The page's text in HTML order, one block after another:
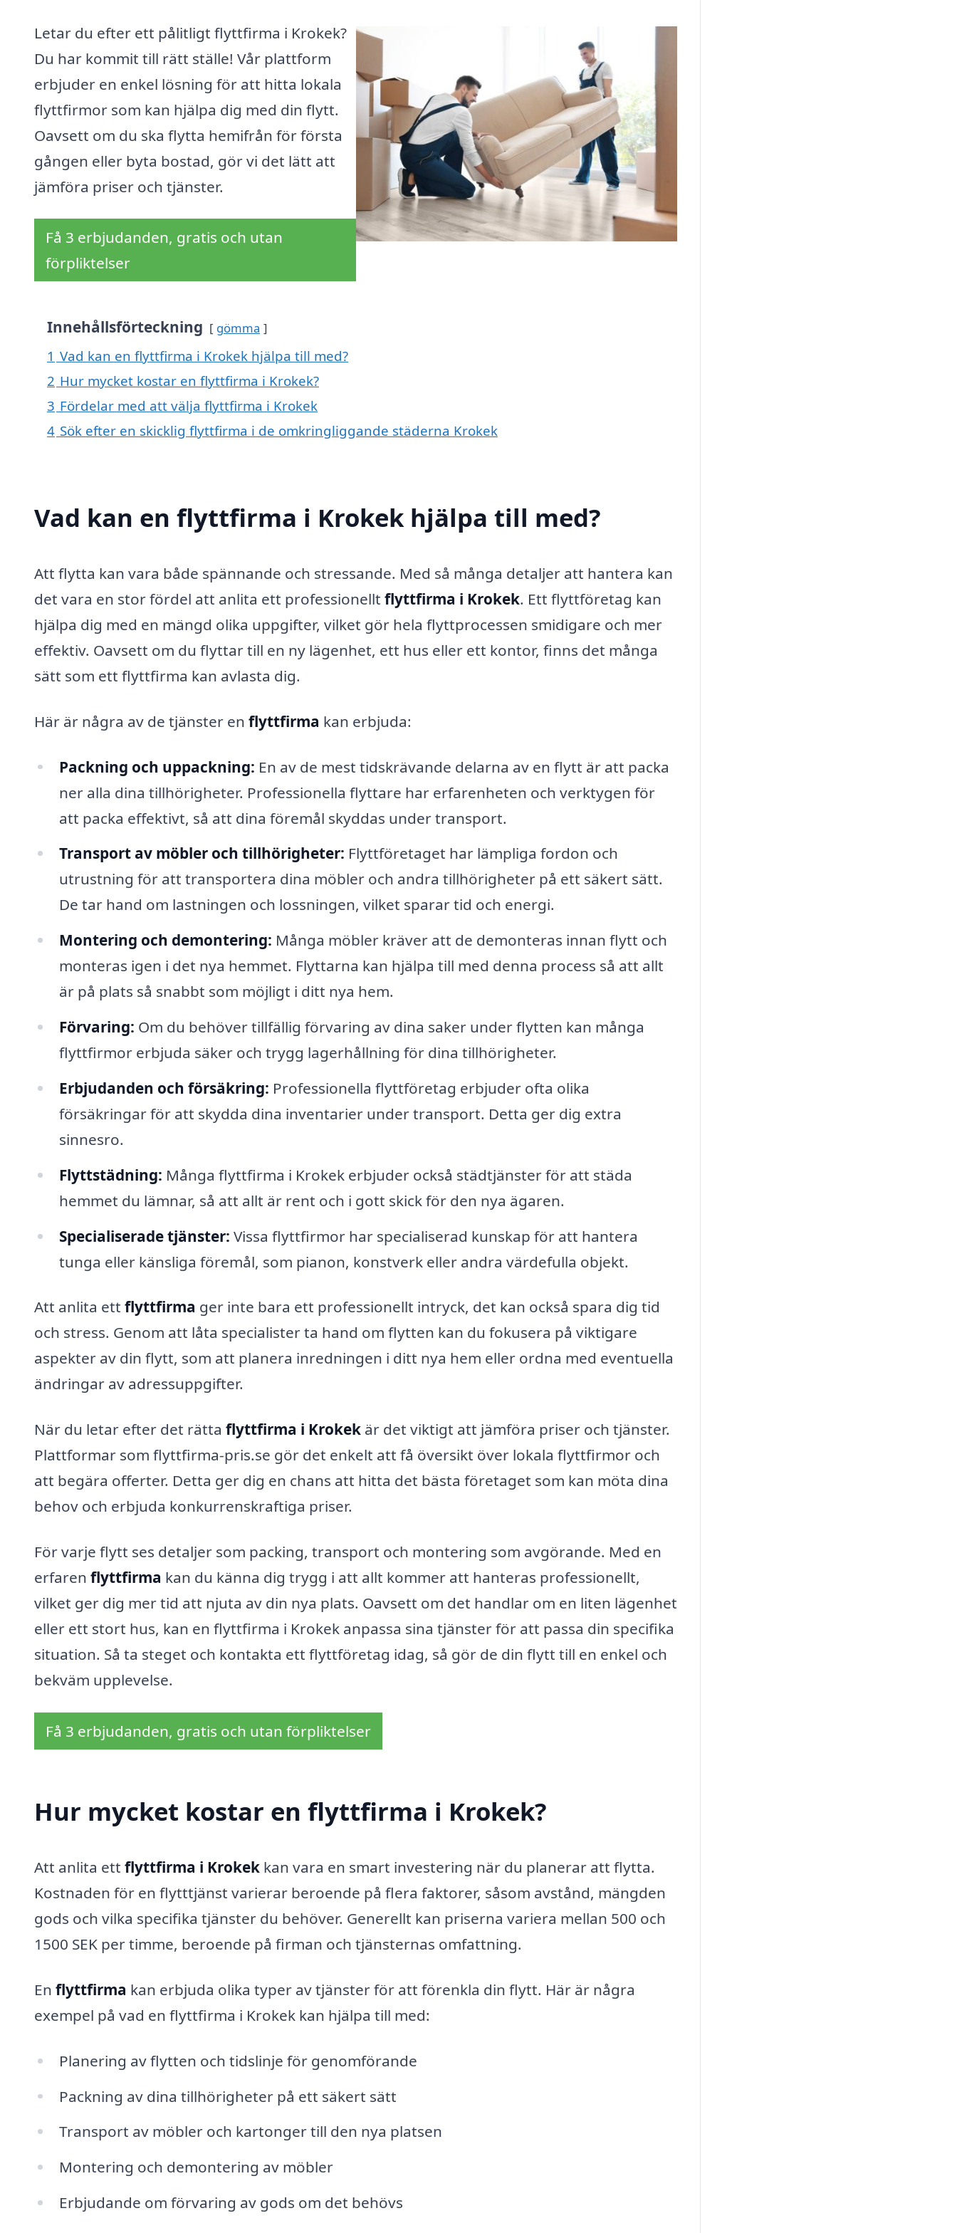
Letar du efter ett pålitligt flyttfirma i Krokek?
Du har kommit till rätt ställe! Vår plattform
erbjuder en enkel lösning för att hitta lokala
flyttfirmor som kan hjälpa dig med din flytt.
Oavsett om du ska flytta hemifrån för första
gången eller byta bostad, gör vi det lätt att
jämföra priser och tjänster.
Få 3 erbjudanden, gratis och utan
förpliktelser
Innehållsförteckning gömma
1 Vad kan en flyttfirma i Krokek hjälpa till med?
2 Hur mycket kostar en flyttfirma i Krokek?
3 Fördelar med att välja flyttfirma i Krokek
4 Sök efter en skicklig flyttfirma i de omkringliggande städerna Krokek
Vad kan en flyttfirma i Krokek hjälpa till med?
Att flytta kan vara både spännande och stressande. Med så många detaljer att hantera kan
det vara en stor fördel att anlita ett professionellt flyttfirma i Krokek. Ett flyttföretag kan
hjälpa dig med en mängd olika uppgifter, vilket gör hela flyttprocessen smidigare och mer
effektiv. Oavsett om du flyttar till en ny lägenhet, ett hus eller ett kontor, finns det många
sätt som ett flyttfirma kan avlasta dig.
Här är några av de tjänster en flyttfirma kan erbjuda:
Packning och uppackning: En av de mest tidskrävande delarna av en flytt är att packa
ner alla dina tillhörigheter. Professionella flyttare har erfarenheten och verktygen för
att packa effektivt, så att dina föremål skyddas under transport.
Transport av möbler och tillhörigheter: Flyttföretaget har lämpliga fordon och
utrustning för att transportera dina möbler och andra tillhörigheter på ett säkert sätt.
De tar hand om lastningen och lossningen, vilket sparar tid och energi.
Montering och demontering: Många möbler kräver att de demonteras innan flytt och
monteras igen i det nya hemmet. Flyttarna kan hjälpa till med denna process så att allt
är på plats så snabbt som möjligt i ditt nya hem.
Förvaring: Om du behöver tillfällig förvaring av dina saker under flytten kan många
flyttfirmor erbjuda säker och trygg lagerhållning för dina tillhörigheter.
Erbjudanden och försäkring: Professionella flyttföretag erbjuder ofta olika
försäkringar för att skydda dina inventarier under transport. Detta ger dig extra
sinnesro.
Flyttstädning: Många flyttfirma i Krokek erbjuder också städtjänster för att städa
hemmet du lämnar, så att allt är rent och i gott skick för den nya ägaren.
Specialiserade tjänster: Vissa flyttfirmor har specialiserad kunskap för att hantera
tunga eller känsliga föremål, som pianon, konstverk eller andra värdefulla objekt.
Att anlita ett flyttfirma ger inte bara ett professionellt intryck, det kan också spara dig tid
och stress. Genom att låta specialister ta hand om flytten kan du fokusera på viktigare
aspekter av din flytt, som att planera inredningen i ditt nya hem eller ordna med eventuella
ändringar av adressuppgifter.
När du letar efter det rätta flyttfirma i Krokek är det viktigt att jämföra priser och tjänster.
Plattformar som flyttfirma-pris.se gör det enkelt att få översikt över lokala flyttfirmor och
att begära offerter. Detta ger dig en chans att hitta det bästa företaget som kan möta dina
behov och erbjuda konkurrenskraftiga priser.
För varje flytt ses detaljer som packing, transport och montering som avgörande. Med en
erfaren flyttfirma kan du känna dig trygg i att allt kommer att hanteras professionellt,
vilket ger dig mer tid att njuta av din nya plats. Oavsett om det handlar om en liten lägenhet
eller ett stort hus, kan en flyttfirma i Krokek anpassa sina tjänster för att passa din specifika
situation. Så ta steget och kontakta ett flyttföretag idag, så gör de din flytt till en enkel och
bekväm upplevelse.
Få 3 erbjudanden, gratis och utan förpliktelser
Hur mycket kostar en flyttfirma i Krokek?
Att anlita ett flyttfirma i Krokek kan vara en smart investering när du planerar att flytta.
Kostnaden för en flytttjänst varierar beroende på flera faktorer, såsom avstånd, mängden
gods och vilka specifika tjänster du behöver. Generellt kan priserna variera mellan 500 och
1500 SEK per timme, beroende på firman och tjänsternas omfattning.
En flyttfirma kan erbjuda olika typer av tjänster för att förenkla din flytt. Här är några
exempel på vad en flyttfirma i Krokek kan hjälpa till med:
Planering av flytten och tidslinje för genomförande
Packning av dina tillhörigheter på ett säkert sätt
Transport av möbler och kartonger till den nya platsen
Montering och demontering av möbler
Erbjudande om förvaring av gods om det behövs